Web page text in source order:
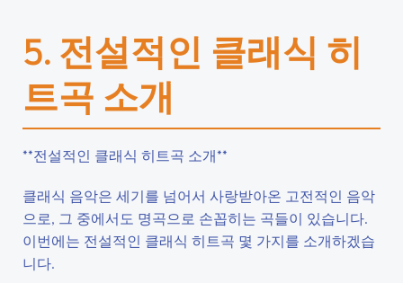
5. 전설적인 클래식 히
트곡 소개
**전설적인 클래식 히트곡 소개**
클래식 음악은 세기를 넘어서 사랑받아온 고전적인 음악
으로, 그 중에서도 명곡으로 손꼽히는 곡들이 있습니다.
이번에는 전설적인 클래식 히트곡 몇 가지를 소개하겠습
니다.